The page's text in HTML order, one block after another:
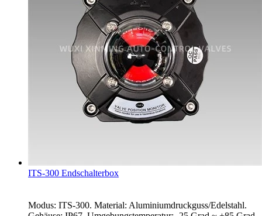
ITS-300 Endschalterbox
Modus: ITS-300. Material: Aluminiumdruckguss/Edelstahl.